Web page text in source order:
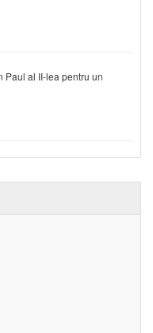
Paul al II-lea pentru un